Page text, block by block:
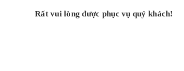
Rất vui lòng được phục vụ quý khách!